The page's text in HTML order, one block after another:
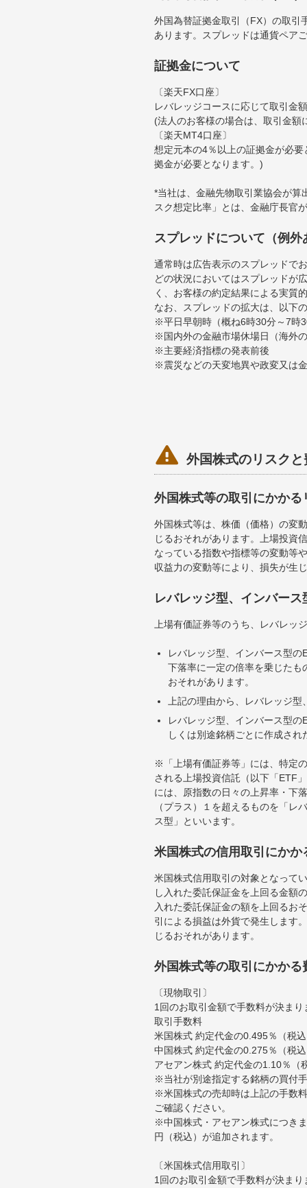
外国為替証拠金取引（FX）の取引
あります。スプレッドは通貨ペア
証拠金について
〔楽天FX口座〕
レバレッジコースに応じて取引金
(法人のお客様の場合は、取引金
〔楽天MT4口座〕
想定元本の4％以上の証拠金が必
拠金が必要となります。)
*当社は、金融先物取引業協会が算
スク想定比率」とは、金融庁長官
スプレッドについて（例外
通常時は広告表示のスプレッドで
どの状況においてはスプレッドが
く、お客様の約定結果による実質
なお、スプレッドの拡大は、以下
※平日早朝時（概ね6時30分～7時
※国内外の金融市場休場日（海外
※主要経済指標の発表前後
※震災などの天変地異や政変又は
 外国株式のリスク
外国株式等の取引にかかる
外国株式等は、株価（価格）の変
じるおそれがあります。上場投資
なっている指数や指標等の変動等
収益力の変動等により、損失が生
レバレッジ型、インバー
上場有価証券等のうち、レバレ
レバレッジ型、インバース型
下落率に一定の倍率を乗じた
おそれがあります。
上記の理由から、レバレッジ
レバレッジ型、インバース型
しくは別途銘柄ごとに作成さ
※「上場有価証券等」には、特定
される上場投資信託（以下「ETF
には、原指数の日々の上昇率・下
（プラス）１を超えるものを「
ス型」といいます。
米国株式の信用取引にかか
米国株式信用取引の対象となって
し入れた委託保証金を上回る金額
入れた委託保証金の額を上回るお
引による損益は外貨で発生します
じるおそれがあります。
外国株式等の取引にかかる
〔現物取引〕
1回のお取引金額で手数料が決まり
取引手数料
米国株式 約定代金の0.495％（税
中国株式 約定代金の0.275％（税
アセアン株式 約定代金の1.10％（
※当社が別途指定する銘柄の買付
※米国株式の売却時は上記の手数
ご確認ください。
※中国株式・アセアン株式につき
円（税込）が追加されます。
〔米国株式信用取引〕
1回のお取引金額で手数料が決まり